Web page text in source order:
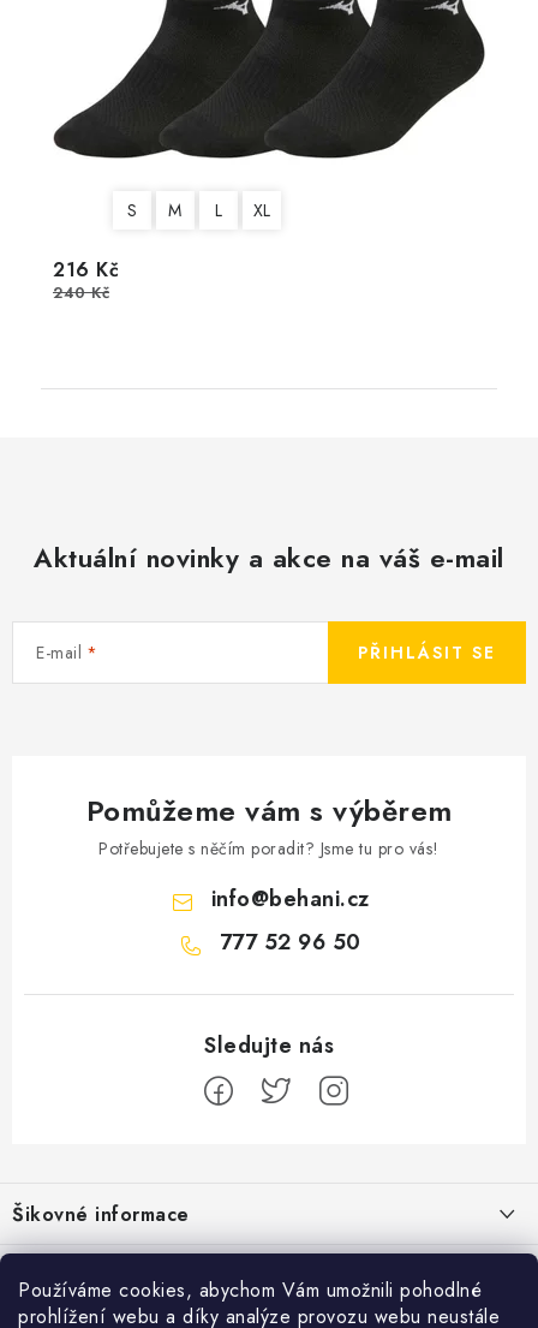
Používáme cookies, abychom Vám umožnili pohodlné
prohlížení webu a díky analýze provozu webu neustále
S M L XL
216 Kč
240 Kč
Aktuální novinky a akce na váš e-mail
E-mail PŘIHLÁSIT SE
Pomůžeme vám s výběrem
Potřebujete s něčím poradit? Jsme tu pro vás!
info@behani.cz
777 52 96 50
á
p
a
Šikovné informace
Ceník dopravy
Moje objednávka
Běžecké zajímavosti
Bolest holeně nemusí znamenat zánět okostice